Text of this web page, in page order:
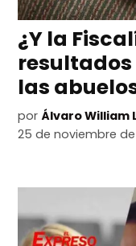
¿Y la
las
por Álvaro William
25 de noviembre de